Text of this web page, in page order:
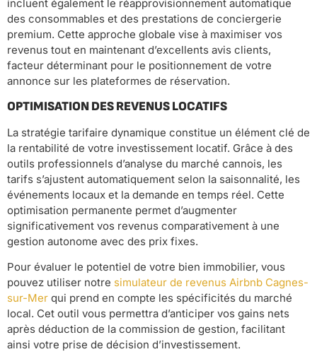
incluent également le réapprovisionnement automatique
des consommables et des prestations de conciergerie
premium. Cette approche globale vise à maximiser vos
revenus tout en maintenant d’excellents avis clients,
facteur déterminant pour le positionnement de votre
annonce sur les plateformes de réservation.
OPTIMISATION DES REVENUS LOCATIFS
La stratégie tarifaire dynamique constitue un élément clé de
la rentabilité de votre investissement locatif. Grâce à des
outils professionnels d’analyse du marché cannois, les
tarifs s’ajustent automatiquement selon la saisonnalité, les
événements locaux et la demande en temps réel. Cette
optimisation permanente permet d’augmenter
significativement vos revenus comparativement à une
gestion autonome avec des prix fixes.
Pour évaluer le potentiel de votre bien immobilier, vous
pouvez utiliser notre simulateur de revenus Airbnb Cagnes-
sur-Mer qui prend en compte les spécificités du marché
local. Cet outil vous permettra d’anticiper vos gains nets
après déduction de la commission de gestion, facilitant
ainsi votre prise de décision d’investissement.